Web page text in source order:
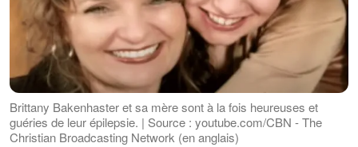
Brittany Bakenhaster et sa mère sont à la fois heureuses et
guéries de leur épilepsie. | Source : youtube.com/CBN - The
Christian Broadcasting Network (en anglais)